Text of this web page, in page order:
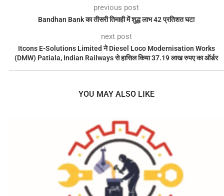
previous post
Bandhan Bank का तीसरी तिमाही में शुद्ध लाभ 42 प्रतिशत घटा
next post
Itcons E-Solutions Limited ने Diesel Loco Modernisation Works
(DMW) Patiala, Indian Railways से हासिल किया 37.19 लाख रुपए का ऑर्डर
YOU MAY ALSO LIKE